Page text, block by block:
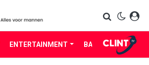
ENTERTAINMENT BABES LIFE